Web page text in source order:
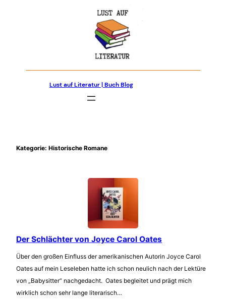
Lust auf Literatur | Buch Blog
Kategorie: Historische Romane
Der Schlächter von Joyce Carol Oates
Über den großen Einfluss der amerikanischen Autorin Joyce Carol
Oates auf mein Leseleben hatte ich schon neulich nach der Lektüre
von „Babysitter“ nachgedacht. Oates begleitet und prägt mich
wirklich schon sehr lange literarisch…